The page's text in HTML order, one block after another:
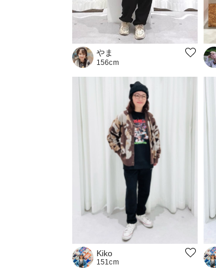
やま
156cm
Kiko
151cm